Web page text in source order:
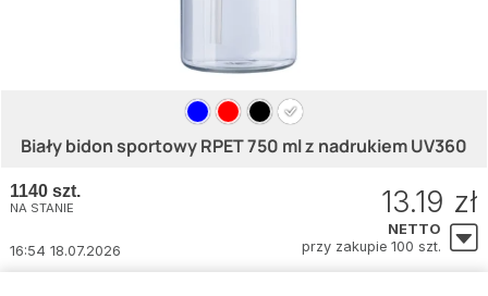
Biały bidon sportowy RPET 750 ml z nadrukiem UV360
1140 szt.
NA STANIE
16:54 18.07.2026
13.19 zł
NETTO
przy zakupie 100 szt.